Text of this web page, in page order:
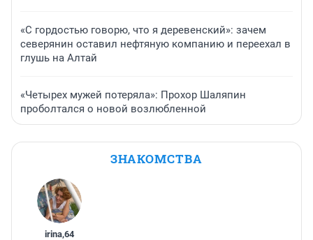
«С гордостью говорю, что я деревенский»: зачем
северянин оставил нефтяную компанию и переехал в
глушь на Алтай
«Четырех мужей потеряла»: Прохор Шаляпин
проболтался о новой возлюбленной
ЗНАКОМСТВА
irina,64